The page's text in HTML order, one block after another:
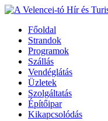
Főoldal
Strandok
Programok
Szállás
Vendéglátás
Üzletek
Szolgáltatás
Építőipar
Kikapcsolódás